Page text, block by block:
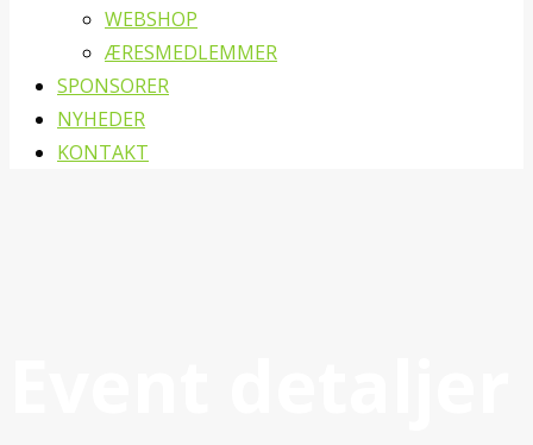
WEBSHOP
ÆRESMEDLEMMER
SPONSORER
NYHEDER
KONTAKT